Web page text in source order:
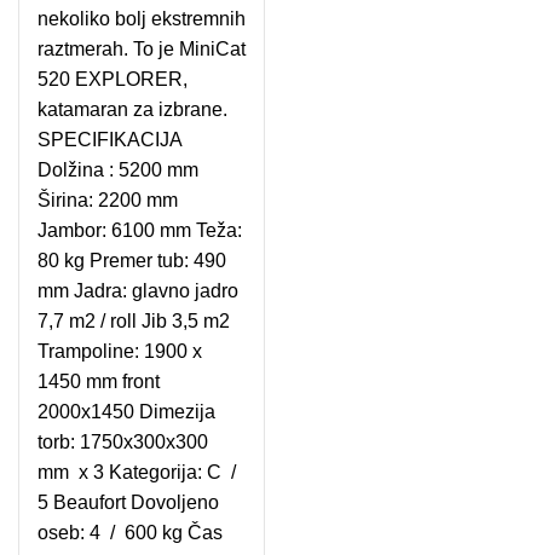
nekoliko bolj ekstremnih
raztmerah. To je MiniCat
520 EXPLORER,
katamaran za izbrane.
SPECIFIKACIJA
Dolžina : 5200 mm
Širina: 2200 mm
Jambor: 6100 mm Teža:
80 kg Premer tub: 490
mm Jadra: glavno jadro
7,7 m2 / roll Jib 3,5 m2
Trampoline: 1900 x
1450 mm front
2000x1450 Dimezija
torb: 1750x300x300
mm x 3 Kategorija: C /
5 Beaufort Dovoljeno
oseb: 4 / 600 kg Čas